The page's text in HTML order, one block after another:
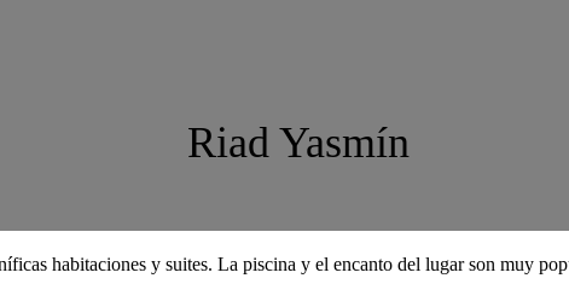
Riad Yasmín
habitaciones y suites. La piscina y el encanto del lugar son muy